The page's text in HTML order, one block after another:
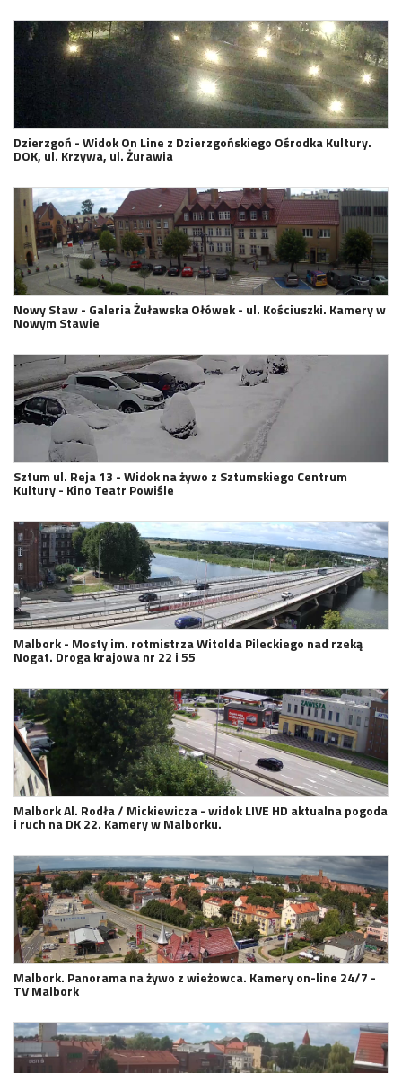
Dzierzgoń - Widok On Line z Dzierzgońskiego Ośrodka Kultury.
DOK, ul. Krzywa, ul. Żurawia
Nowy Staw - Galeria Żuławska Ołówek - ul. Kościuszki. Kamery w
Nowym Stawie
Sztum ul. Reja 13 - Widok na żywo z Sztumskiego Centrum
Kultury - Kino Teatr Powiśle
Malbork - Mosty im. rotmistrza Witolda Pileckiego nad rzeką
Nogat. Droga krajowa nr 22 i 55
Malbork Al. Rodła / Mickiewicza - widok LIVE HD aktualna pogoda
i ruch na DK 22. Kamery w Malborku.
Malbork. Panorama na żywo z wieżowca. Kamery on-line 24/7 -
TV Malbork